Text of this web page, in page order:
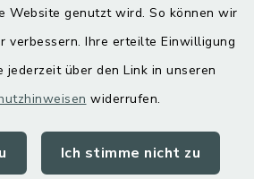
Website genutzt wird. So können wir
verbessern. Ihre erteilte Einwilligung
jederzeit über den Link in unseren
widerrufen.
Ich stimme nicht zu
Kontakt